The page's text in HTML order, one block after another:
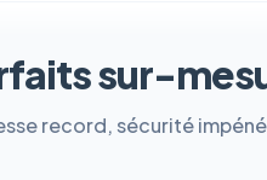
sur-
record, sécurité